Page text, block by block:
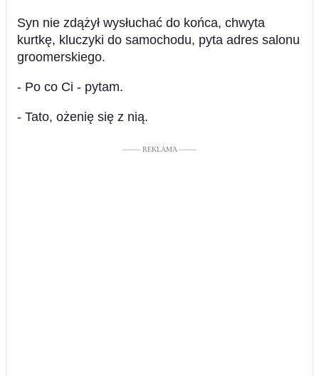
Syn nie zdążył wysłuchać do końca, chwyta
kurtkę, kluczyki do samochodu, pyta adres salonu
groomerskiego.
- Po co Ci - pytam.
- Tato, ożenię się z nią.
––––– REKLAMA –––––